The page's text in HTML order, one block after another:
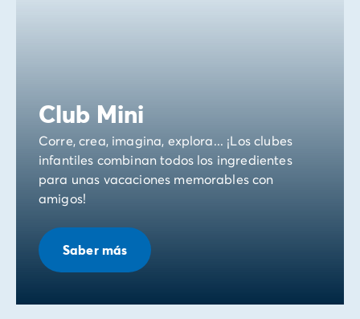
Club Mini
Corre, crea, imagina, explora... ¡Los clubes
infantiles combinan todos los ingredientes
para unas vacaciones memorables con
amigos!
Saber más